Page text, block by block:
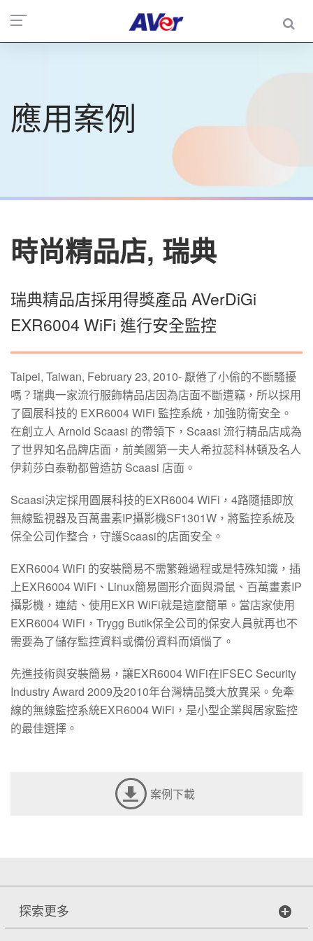
應用案例
時尚精品店, 瑞典
瑞典精品店採用得獎產品 AVerDiGi
EXR6004 WiFi 進行安全監控
Taipei, Taiwan, February 23, 2010- 厭倦了小偷的不斷騷擾
嗎？瑞典一家流行服飾精品店因為店面不斷遭竊，所以採用
了圓展科技的 EXR6004 WiFi 監控系統，加強防衛安全。
在創立人 Arnold Scaasi 的帶領下，Scaasi 流行精品店成為
了世界知名品牌店面，前美國第一夫人希拉蕊科林頓及名人
伊莉莎白泰勒都曾造訪 Scaasi 店面。
Scaasi決定採用圓展科技的EXR6004 WiFi，4路隨插即放
無線監視器及百萬畫素IP攝影機SF1301W，將監控系統及
保全公司作整合，守護Scaasi的店面安全。
EXR6004 WiFi 的安裝簡易不需繁雜過程或是特殊知識，插
上EXR6004 WiFi、Linux簡易圖形介面與滑鼠、百萬畫素IP
攝影機，連結、使用EXR WiFi就是這麼簡單。當店家使用
EXR6004 WiFi，Trygg Butik保全公司的保安人員就再也不
需要為了儲存監控資料或備份資料而煩惱了。
先進技術與安裝簡易，讓EXR6004 WiFi在IFSEC Security
Industry Award 2009及2010年台灣精品獎大放異采。免牽
線的無線監控系統EXR6004 WiFi，是小型企業與居家監控
的最佳選擇。
案例下載
探索更多